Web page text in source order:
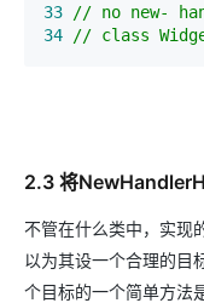
33
//
34
// class
2.3 将
不管在什么类中，实现
以为其设一个合理的目
个目标的一个简单方法